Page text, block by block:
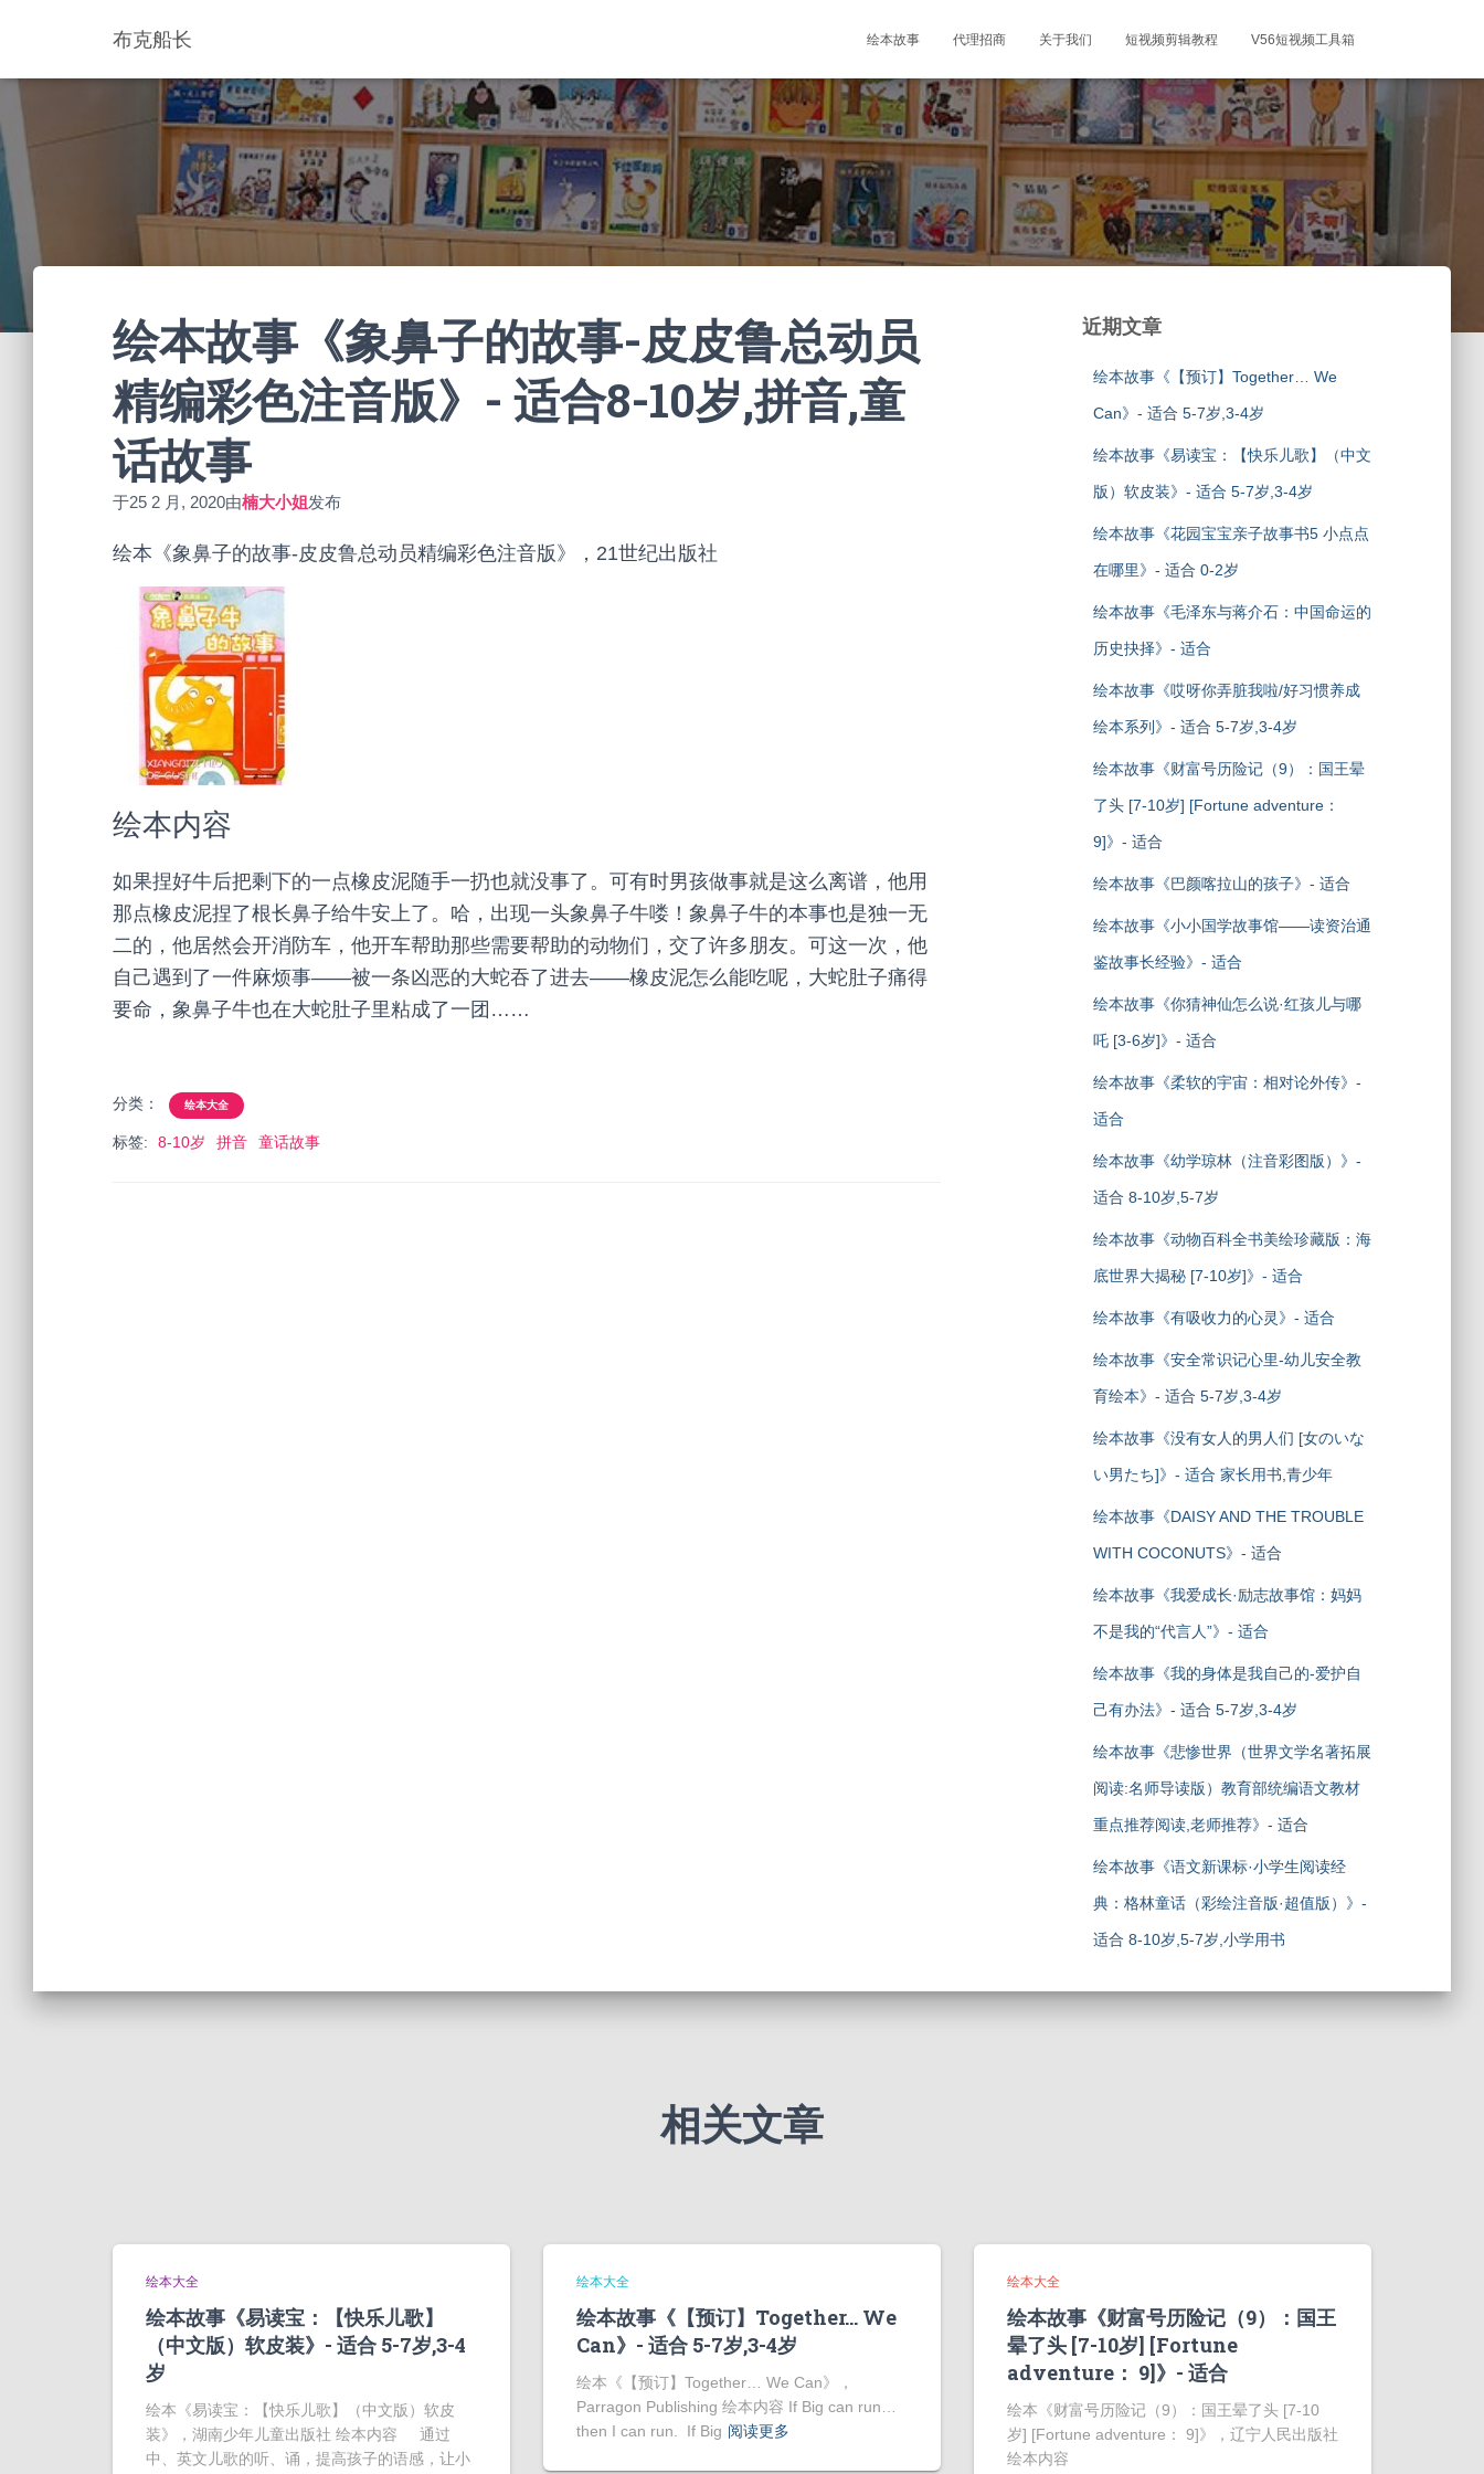
布克船长 绘本故事 代理招商 关于我们 短视频剪辑教程 V56短视频工具箱
绘本故事《象鼻子的故事-皮皮鲁总动员
精编彩色注音版》- 适合8-10岁,拼音,童
话故事
于25 2 月, 2020由楠大小姐发布
绘本《象鼻子的故事-皮皮鲁总动员精编彩色注音版》，21世纪出版社
绘本内容
如果捏好牛后把剩下的一点橡皮泥随手一扔也就没事了。可有时男孩做事就是这么离谱，他用
那点橡皮泥捏了根长鼻子给牛安上了。哈，出现一头象鼻子牛喽！象鼻子牛的本事也是独一无
二的，他居然会开消防车，他开车帮助那些需要帮助的动物们，交了许多朋友。可这一次，他
自己遇到了一件麻烦事——被一条凶恶的大蛇吞了进去——橡皮泥怎么能吃呢，大蛇肚子痛得
要命，象鼻子牛也在大蛇肚子里粘成了一团……
分类： 绘本大全
标签: 8-10岁 拼音 童话故事
近期文章
绘本故事《【预订】Together… We
Can》- 适合 5-7岁,3-4岁
绘本故事《易读宝：【快乐儿歌】（中文
版）软皮装》- 适合 5-7岁,3-4岁
绘本故事《花园宝宝亲子故事书5 小点点
在哪里》- 适合 0-2岁
绘本故事《毛泽东与蒋介石：中国命运的
历史抉择》- 适合
绘本故事《哎呀你弄脏我啦/好习惯养成
绘本系列》- 适合 5-7岁,3-4岁
绘本故事《财富号历险记（9）：国王晕
了头 [7-10岁] [Fortune adventure：
9]》- 适合
绘本故事《巴颜喀拉山的孩子》- 适合
绘本故事《小小国学故事馆——读资治通
鉴故事长经验》- 适合
绘本故事《你猜神仙怎么说·红孩儿与哪
吒 [3-6岁]》- 适合
绘本故事《柔软的宇宙：相对论外传》-
适合
绘本故事《幼学琼林（注音彩图版）》-
适合 8-10岁,5-7岁
绘本故事《动物百科全书美绘珍藏版：海
底世界大揭秘 [7-10岁]》- 适合
绘本故事《有吸收力的心灵》- 适合
绘本故事《安全常识记心里-幼儿安全教
育绘本》- 适合 5-7岁,3-4岁
绘本故事《没有女人的男人们 [女のいな
い男たち]》- 适合 家长用书,青少年
绘本故事《DAISY AND THE TROUBLE
WITH COCONUTS》- 适合
绘本故事《我爱成长·励志故事馆：妈妈
不是我的“代言人”》- 适合
绘本故事《我的身体是我自己的-爱护自
己有办法》- 适合 5-7岁,3-4岁
绘本故事《悲惨世界（世界文学名著拓展
阅读:名师导读版）教育部统编语文教材
重点推荐阅读,老师推荐》- 适合
绘本故事《语文新课标·小学生阅读经
典：格林童话（彩绘注音版·超值版）》-
适合 8-10岁,5-7岁,小学用书
相关文章
绘本大全
绘本故事《易读宝：【快乐儿歌】
（中文版）软皮装》- 适合 5-7岁,3-4
岁
绘本《易读宝：【快乐儿歌】（中文版）软皮
装》，湖南少年儿童出版社 绘本内容 通过
中、英文儿歌的听、诵，提高孩子的语感，让小
绘本大全
绘本故事《【预订】Together… We
Can》- 适合 5-7岁,3-4岁
绘本《【预订】Together… We Can》，
Parragon Publishing 绘本内容 If Big can run…
then I can run. If Big 阅读更多
绘本大全
绘本故事《财富号历险记（9）：国王
晕了头 [7-10岁] [Fortune
adventure： 9]》- 适合
绘本《财富号历险记（9）：国王晕了头 [7-10
岁] [Fortune adventure： 9]》，辽宁人民出版社
绘本内容